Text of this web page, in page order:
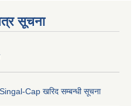
सूचना
Singal-Cap खरिद सम्बन्धी सूचना